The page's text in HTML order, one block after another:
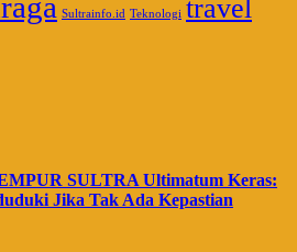
Sultrainfo.id Teknologi travel
SULTRA Ultimatum Keras:
Jika Tak Ada Kepastian